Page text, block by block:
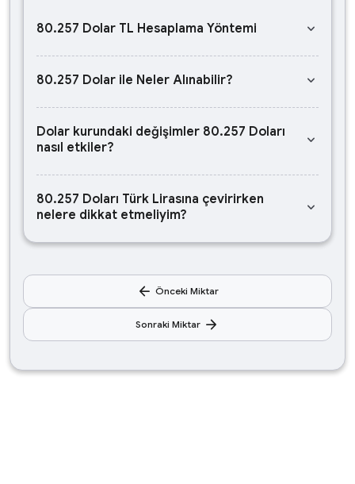
80.257 Dolar TL Hesaplama Yöntemi keyboard_arrow_down
80.257 Dolar ile Neler Alınabilir? keyboard_arrow_down
Dolar kurundaki değişimler 80.257 Doları
nasıl etkiler?
keyboard_arrow_down
80.257 Doları Türk Lirasına çevirirken
nelere dikkat etmeliyim?
keyboard_arrow_down
arrow_back Önceki Miktar
Sonraki Miktar arrow_forward